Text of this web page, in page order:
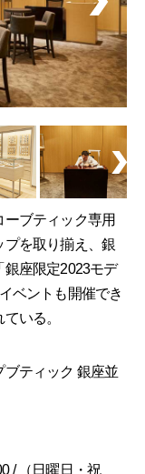
ブティック専用
プを取り揃え、銀
銀座限定2023モデ
ベントも開催でき
いる。
ティック 銀座並
/ （日曜日・祝